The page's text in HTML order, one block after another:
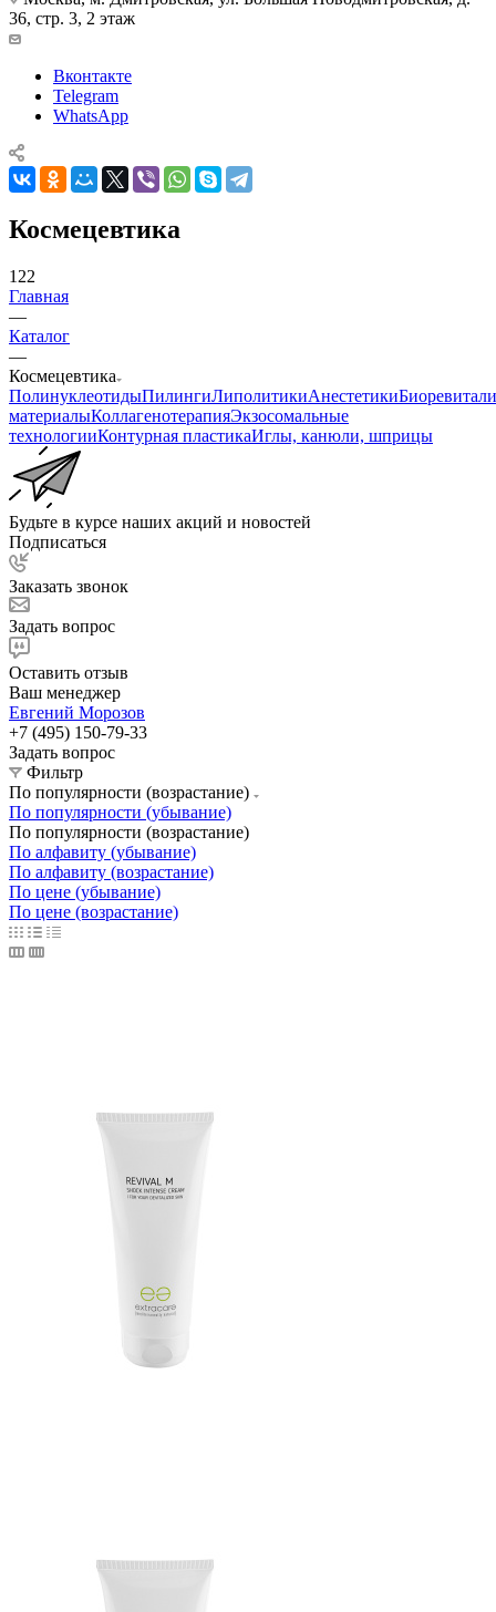
36, стр. 3, 2 этаж
Вконтакте
Telegram
WhatsApp
Космецевтика
122
Главная
—
Каталог
—
Космецевтика
ПолинуклеотидыПилингиЛиполитикиАнестетики
материалыКоллагенотерапияЭкзосомальные
технологииКонтурная пластикаИглы, канюли, шприцы
Будьте в курсе наших акций и новостей
Подписаться
Заказать звонок
Задать вопрос
Оставить отзыв
Ваш менеджер
Евгений Морозов
+7 (495) 150-79-33
Задать вопрос
Фильтр
По популярности (возрастание)
По популярности (убывание)
По популярности (возрастание)
По алфавиту (убывание)
По алфавиту (возрастание)
По цене (убывание)
По цене (возрастание)